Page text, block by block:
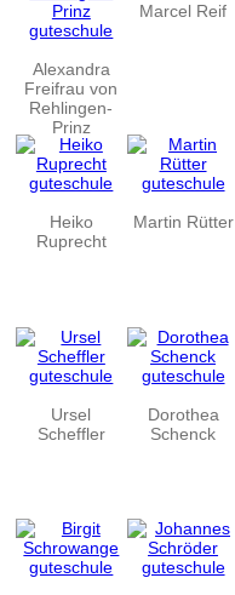
Alexandra
Freifrau von
Rehlingen-
Prinz
Marcel Reif
Heiko
Ruprecht
Martin Rütter
Ursel
Scheffler
Dorothea
Schenck